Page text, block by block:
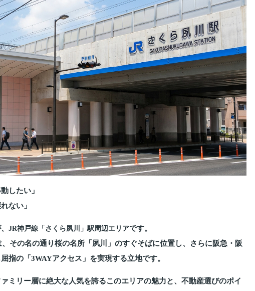
したい」
ない」
JR神戸線「さくら夙川」駅周辺エリアです。
その名の通り桜の名所「夙川」のすぐそばに位置し、さらに阪急・阪
指の「3WAYアクセス」を実現する立地です。
ミリー層に絶大な人気を誇るこのエリアの魅力と、不動産選びのポイ